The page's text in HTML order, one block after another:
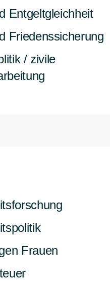
Entgeltgleichheit
Friedenssicherung
/ zivile
Frauen